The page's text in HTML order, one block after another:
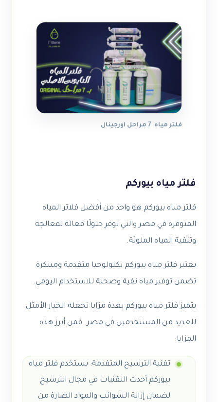
فلتر مياه 7 مراحل اورجينال
فلتر مياه بيوركم
فلتر مياه بيوركم هو واحد من أفضل فلاتر المياه
المتوفرة في مصر والتي توفر حلولًا فعالة لمعالجة
وتنقية المياه الملوثة.
يعتبر فلتر مياه بيوركم تكنولوجيا متقدمة ومبتكرة
تضمن توفير مياه نقية وصحية للاستخدام اليومي.
يتميز فلتر مياه بيوركم بعدة مزايا تجعله الخيار الأمثل
للعديد من المستخدمين في مصر. فمن أبرز هذه
المزايا:
تقنية الترشيح المتقدمة: يستخدم فلتر مياه
بيوركم أحدث التقنيات في مجال الترشيح
لضمان إزالة الشوائب والمواد الضارة من